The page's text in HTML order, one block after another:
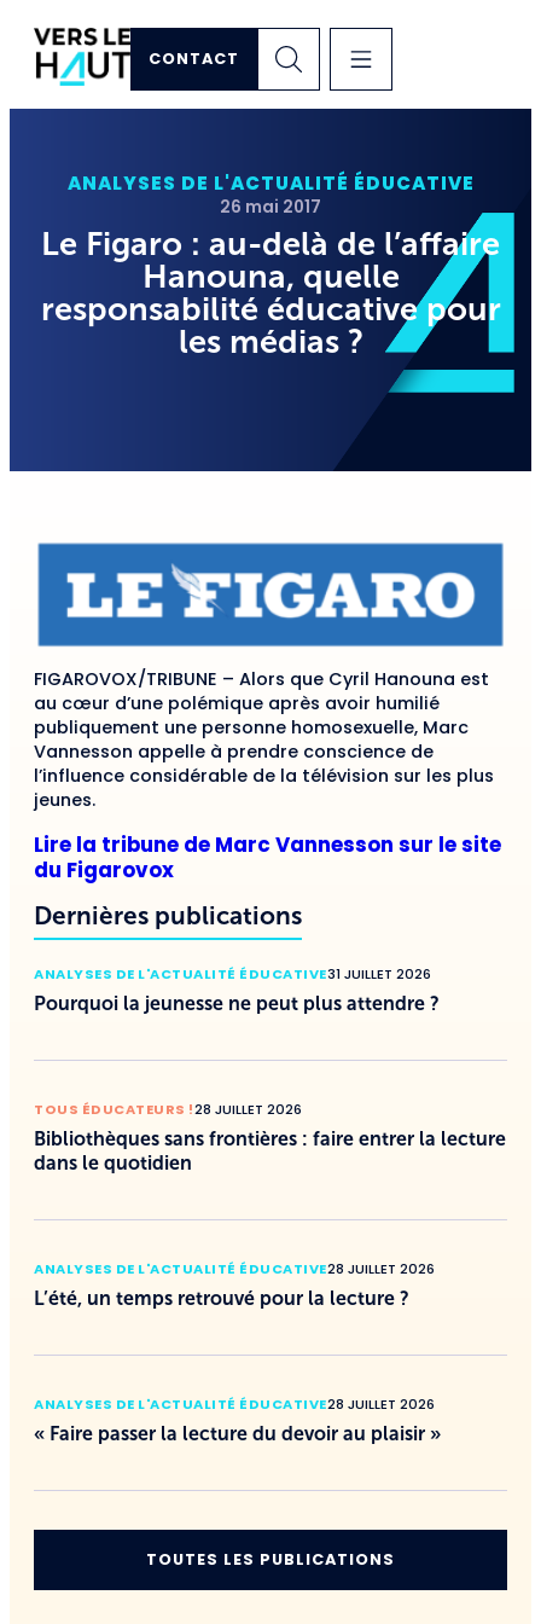
CONTACT
ANALYSES DE L'ACTUALITÉ ÉDUCATIVE
26 mai 2017
Le Figaro : au-delà de l’affaire
Hanouna, quelle
responsabilité éducative pour
les médias ?
FIGAROVOX/TRIBUNE – Alors que Cyril Hanouna est
au cœur d’une polémique après avoir humilié
publiquement une personne homosexuelle, Marc
Vannesson appelle à prendre conscience de
l’influence considérable de la télévision sur les plus
jeunes.
Lire la tribune de Marc Vannesson sur le site
du Figarovox
Dernières publications
ANALYSES DE L'ACTUALITÉ ÉDUCATIVE31 JUILLET 2026
Pourquoi la jeunesse ne peut plus attendre ?
TOUS ÉDUCATEURS !28 JUILLET 2026
Bibliothèques sans frontières : faire entrer la lecture
dans le quotidien
ANALYSES DE L'ACTUALITÉ ÉDUCATIVE28 JUILLET 2026
L’été, un temps retrouvé pour la lecture ?
ANALYSES DE L'ACTUALITÉ ÉDUCATIVE28 JUILLET 2026
« Faire passer la lecture du devoir au plaisir »
TOUTES LES PUBLICATIONS